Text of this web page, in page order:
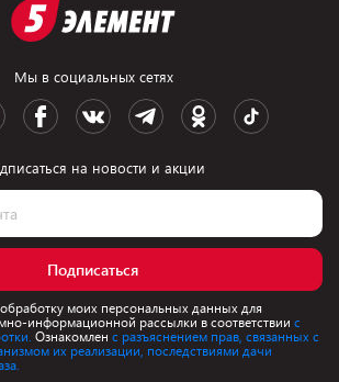
Мы в социальных сетях
на новости и акции
Подписаться
моих персональных данных для
информационной рассылки в соответствии с
Ознакомлен с разъяснением прав, связанных с
их реализации, последствиями дачи